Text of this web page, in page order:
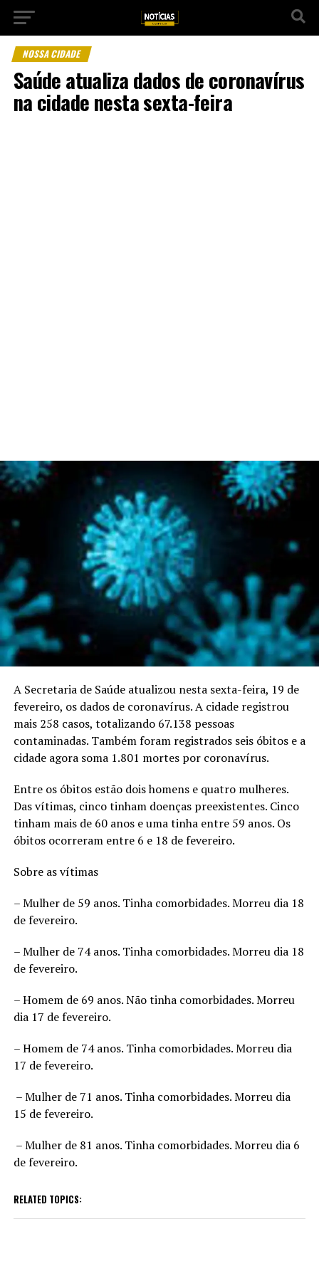
NOSSA CIDADE
Saúde atualiza dados de coronavírus
na cidade nesta sexta-feira
A Secretaria de Saúde atualizou nesta sexta-feira, 19 de
fevereiro, os dados de coronavírus. A cidade registrou
mais 258 casos, totalizando 67.138 pessoas
contaminadas. Também foram registrados seis óbitos e a
cidade agora soma 1.801 mortes por coronavírus.
Entre os óbitos estão dois homens e quatro mulheres.
Das vítimas, cinco tinham doenças preexistentes. Cinco
tinham mais de 60 anos e uma tinha entre 59 anos. Os
óbitos ocorreram entre 6 e 18 de fevereiro.
Sobre as vítimas
– Mulher de 59 anos. Tinha comorbidades. Morreu dia 18
de fevereiro.
– Mulher de 74 anos. Tinha comorbidades. Morreu dia 18
de fevereiro.
– Homem de 69 anos. Não tinha comorbidades. Morreu
dia 17 de fevereiro.
– Homem de 74 anos. Tinha comorbidades. Morreu dia
17 de fevereiro.
– Mulher de 71 anos. Tinha comorbidades. Morreu dia
15 de fevereiro.
– Mulher de 81 anos. Tinha comorbidades. Morreu dia 6
de fevereiro.
RELATED TOPICS: